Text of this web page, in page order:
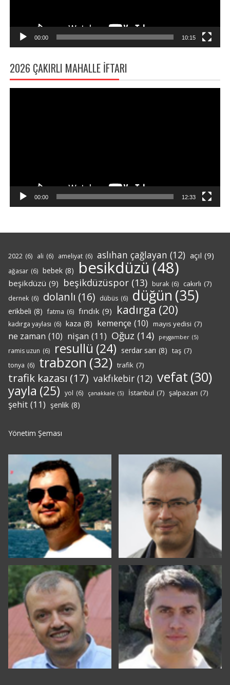
00:00 10:15
2026 ÇAKIRLI MAHALLE İFTARI
00:00 12:33
2022 (6) ali (6) ameliyat (6) aslıhan çağlayan (12) açıl (9)
ağasar (6) bebek (8) besikdüzü (48)
beşikdüzü (9) beşikdüzüspor (13) burak (6) cakırlı (7)
dernek (6) dolanlı (16) dübüs (6) düğün (35)
erikbeli (8) fatma (6) fındık (9) kadırga (20)
kadırga yaylası (6) kaza (8) kemençe (10) mayıs yedisi (7)
ne zaman (10) nişan (11) Oğuz (14) peygamber (5)
ramis uzun (6) resullü (24) serdar sarı (8) taş (7)
tonya (6) trabzon (32) trafik (7)
trafik kazası (17) vakfıkebir (12) vefat (30)
yayla (25) yol (6) çanakkale (5) İstanbul (7) şalpazarı (7)
şehit (11) şenlik (8)
Yönetim Şeması